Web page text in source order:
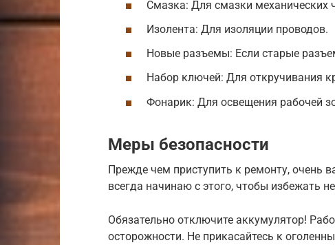
Смазка: Для смазки механических
Изолента: Для изоляции проводов.
Новые разъемы: Если старые
Набор ключей: Для откручивания
Фонарик: Для освещения рабочей
Меры безопасности
Прежде чем приступить к ремонту, очень
всегда начинаю с этого, чтобы избежать
Обязательно отключите аккумулятор!
осторожности. Не прикасайтесь к